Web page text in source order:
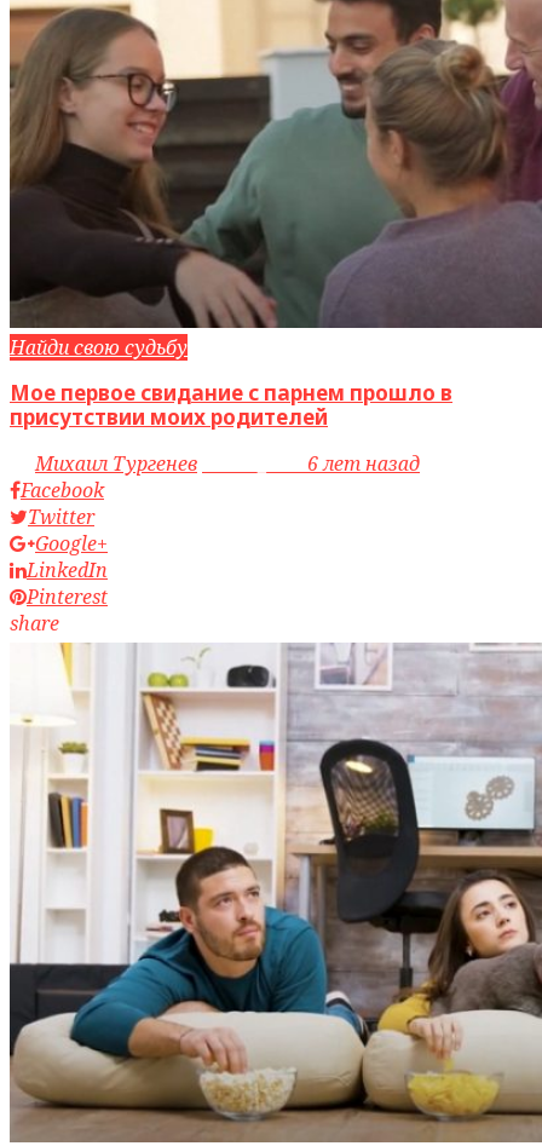
Найди свою судьбу
Мое первое свидание с парнем прошло в
присутствии моих родителей
byМихаил Тургенев
6 лет назад
Facebook
Twitter
Google+
LinkedIn
Pinterest
share